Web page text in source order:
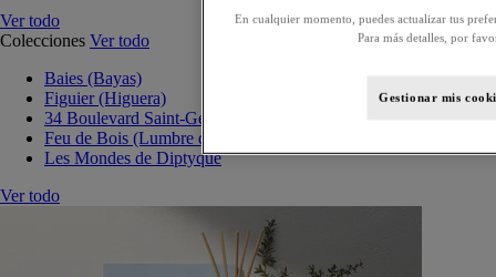
Ver todo
Colecciones Ver todo
Baies (Bayas)
Figuier (Higuera)
34 Boulevard Saint-Germain
Feu de Bois (Lumbre de leña)
Les Mondes de Diptyque
Ver todo
En cualquier momento, puedes actualizar tus
Para más detalles, por
Gestionar mis